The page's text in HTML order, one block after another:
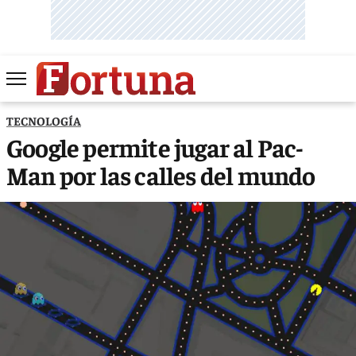
TECNOLOGÍA
Google permite jugar al Pac-
Man por las calles del mundo